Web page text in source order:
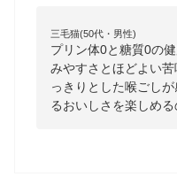
三毛猫(50代・男性)
プリン体0と糖質0の
みやすさとほどよい
っきりとした喉ごし
るおいしさを楽しめ